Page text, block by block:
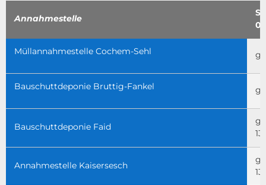
Annahmestelle
Müllannahmestelle Cochem-Sehl
Bauschuttdeponie Bruttig-Fankel
Bauschuttdeponie Faid
Annahmestelle Kaisersesch